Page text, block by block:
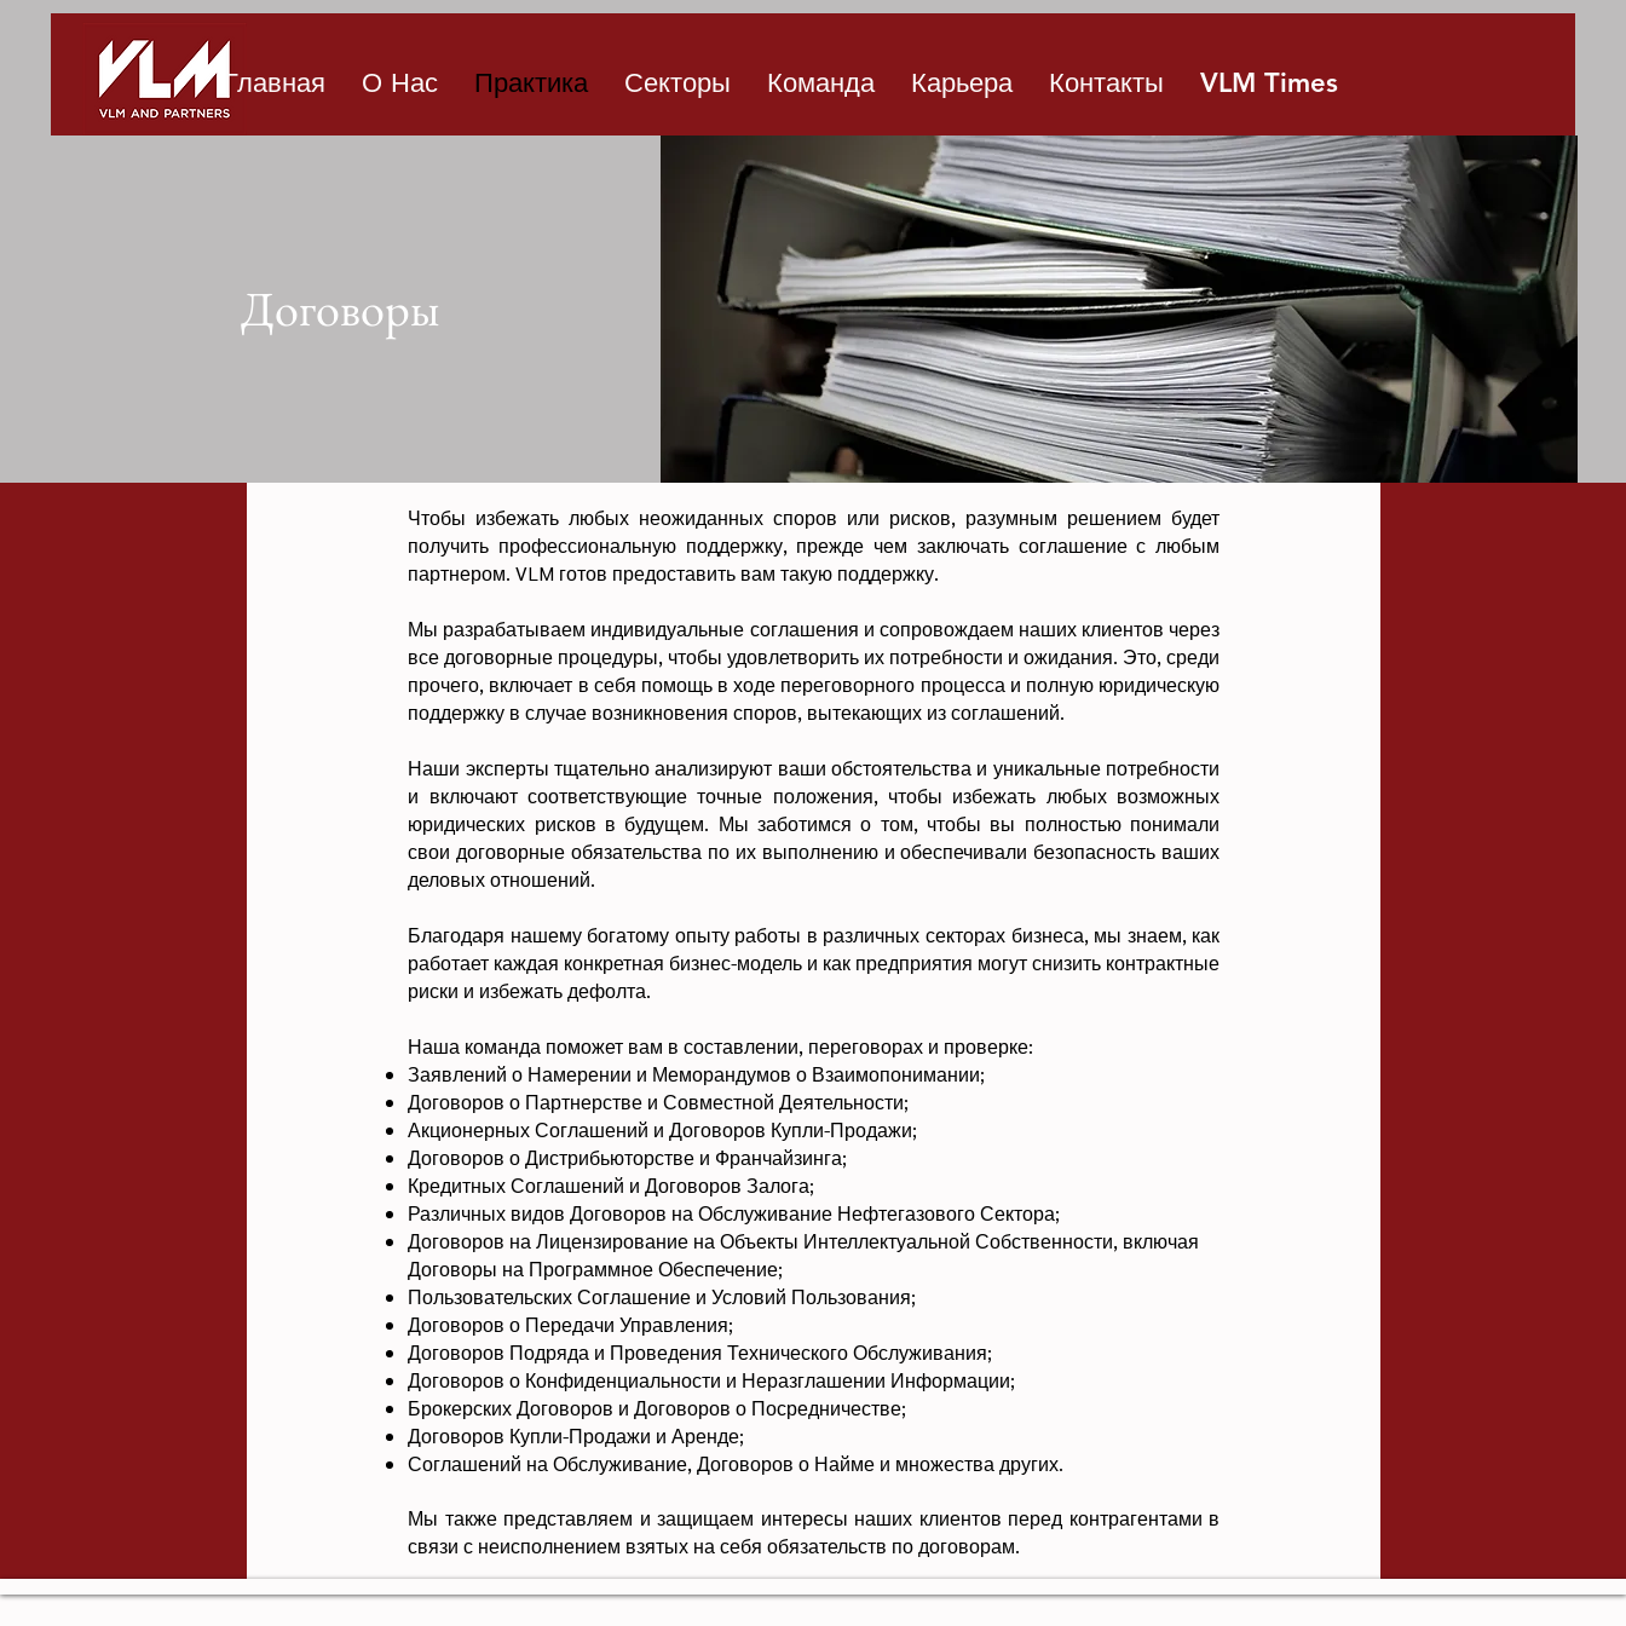
Главная О Нас Практика Секторы Команда Карьера Контакты VLM Times
Договоры
Чтобы избежать любых неожиданных споров или рисков, разумным решением будет
получить профессиональную поддержку, прежде чем заключать соглашение с любым
партнером. VLM готов предоставить вам такую поддержку.
Мы разрабатываем индивидуальные соглашения и сопровождаем наших клиентов через
все договорные процедуры, чтобы удовлетворить их потребности и ожидания. Это, среди
прочего, включает в себя помощь в ходе переговорного процесса и полную юридическую
поддержку в случае возникновения споров, вытекающих из соглашений.
Наши эксперты тщательно анализируют ваши обстоятельства и уникальные потребности
и включают соответствующие точные положения, чтобы избежать любых возможных
юридических рисков в будущем. Мы заботимся о том, чтобы вы полностью понимали
свои договорные обязательства по их выполнению и обеспечивали безопасность ваших
деловых отношений.
Благодаря нашему богатому опыту работы в различных секторах бизнеса, мы знаем, как
работает каждая конкретная бизнес-модель и как предприятия могут снизить контрактные
риски и избежать дефолта.
Наша команда поможет вам в составлении, переговорах и проверке:
Заявлений о Намерении и Меморандумов о Взаимопонимании;
Договоров о Партнерстве и Совместной Деятельности;
Акционерных Соглашений и Договоров Купли-Продажи;
Договоров о Дистрибьюторстве и Франчайзинга;
Кредитных Соглашений и Договоров Залога;
Различных видов Договоров на Обслуживание Нефтегазового Сектора;
Договоров на Лицензирование на Объекты Интеллектуальной Собственности, включая
Договоры на Программное Обеспечение;
Пользовательских Соглашение и Условий Пользования;
Договоров о Передачи Управления;
Договоров Подряда и Проведения Технического Обслуживания;
Договоров о Конфиденциальности и Неразглашении Информации;
Брокерских Договоров и Договоров о Посредничестве;
Договоров Купли-Продажи и Аренде;
Соглашений на Обслуживание, Договоров о Найме и множества других.
Мы также представляем и защищаем интересы наших клиентов перед контрагентами в
связи с неисполнением взятых на себя обязательств по договорам.